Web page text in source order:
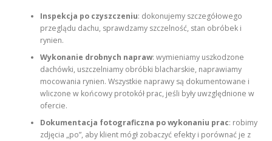
Inspekcja po czyszczeniu: dokonujemy szczegółowego
przeglądu dachu, sprawdzamy szczelność, stan obróbek i
rynien.
Wykonanie drobnych napraw: wymieniamy uszkodzone
dachówki, uszczelniamy obróbki blacharskie, naprawiamy
mocowania rynien. Wszystkie naprawy są dokumentowane i
wliczone w końcowy protokół prac, jeśli były uwzględnione w
ofercie.
Dokumentacja fotograficzna po wykonaniu prac: robimy
zdjęcia „po”, aby klient mógł zobaczyć efekty i porównać je z